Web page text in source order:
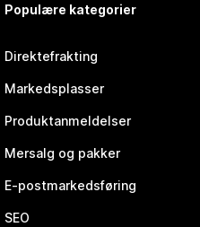
Populære kategorier
Direktefrakting
Markedsplasser
Produktanmeldelser
Mersalg og pakker
E-postmarkedsføring
SEO